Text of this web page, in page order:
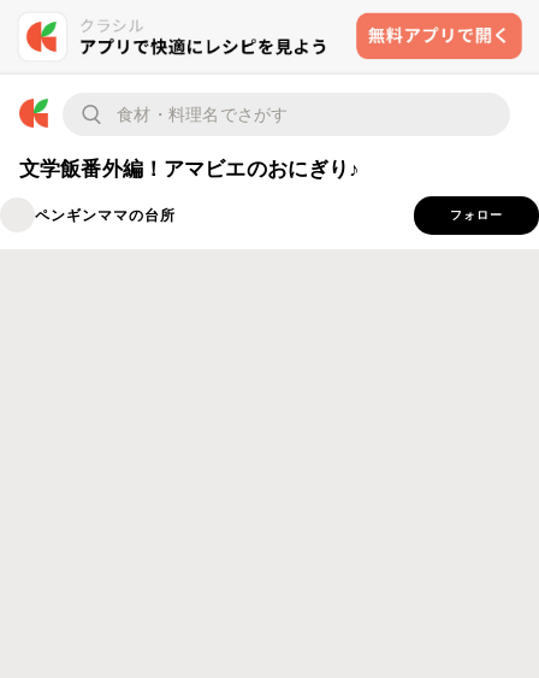
文学飯番外編！アマビエのおにぎり♪
ペンギンママの台所 フォロー